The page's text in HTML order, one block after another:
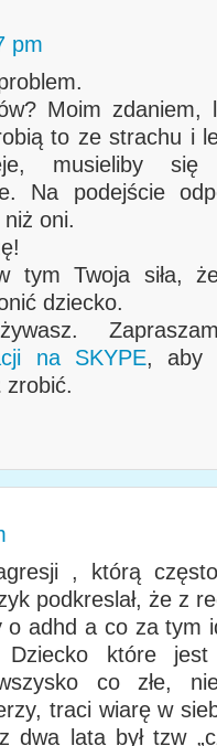
pm
Moim zdaniem,
to ze strachu i
musieliby
Na podejście
oni.
Twoja siła,
dziecko.
na SKYPE, aby
zrobić.
, którą
podkreslał, że z
o adhd a co za tym
które jest
co złe,
traci wiarę w
dwa lata był tzw